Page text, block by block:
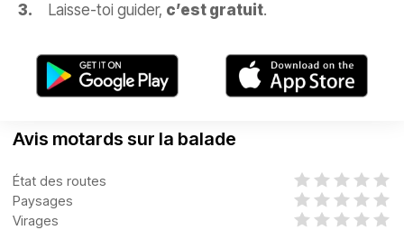
Laisse-toi guider, c’est gratuit.
Avis motards sur la balade
État des routes
Paysages
Virages